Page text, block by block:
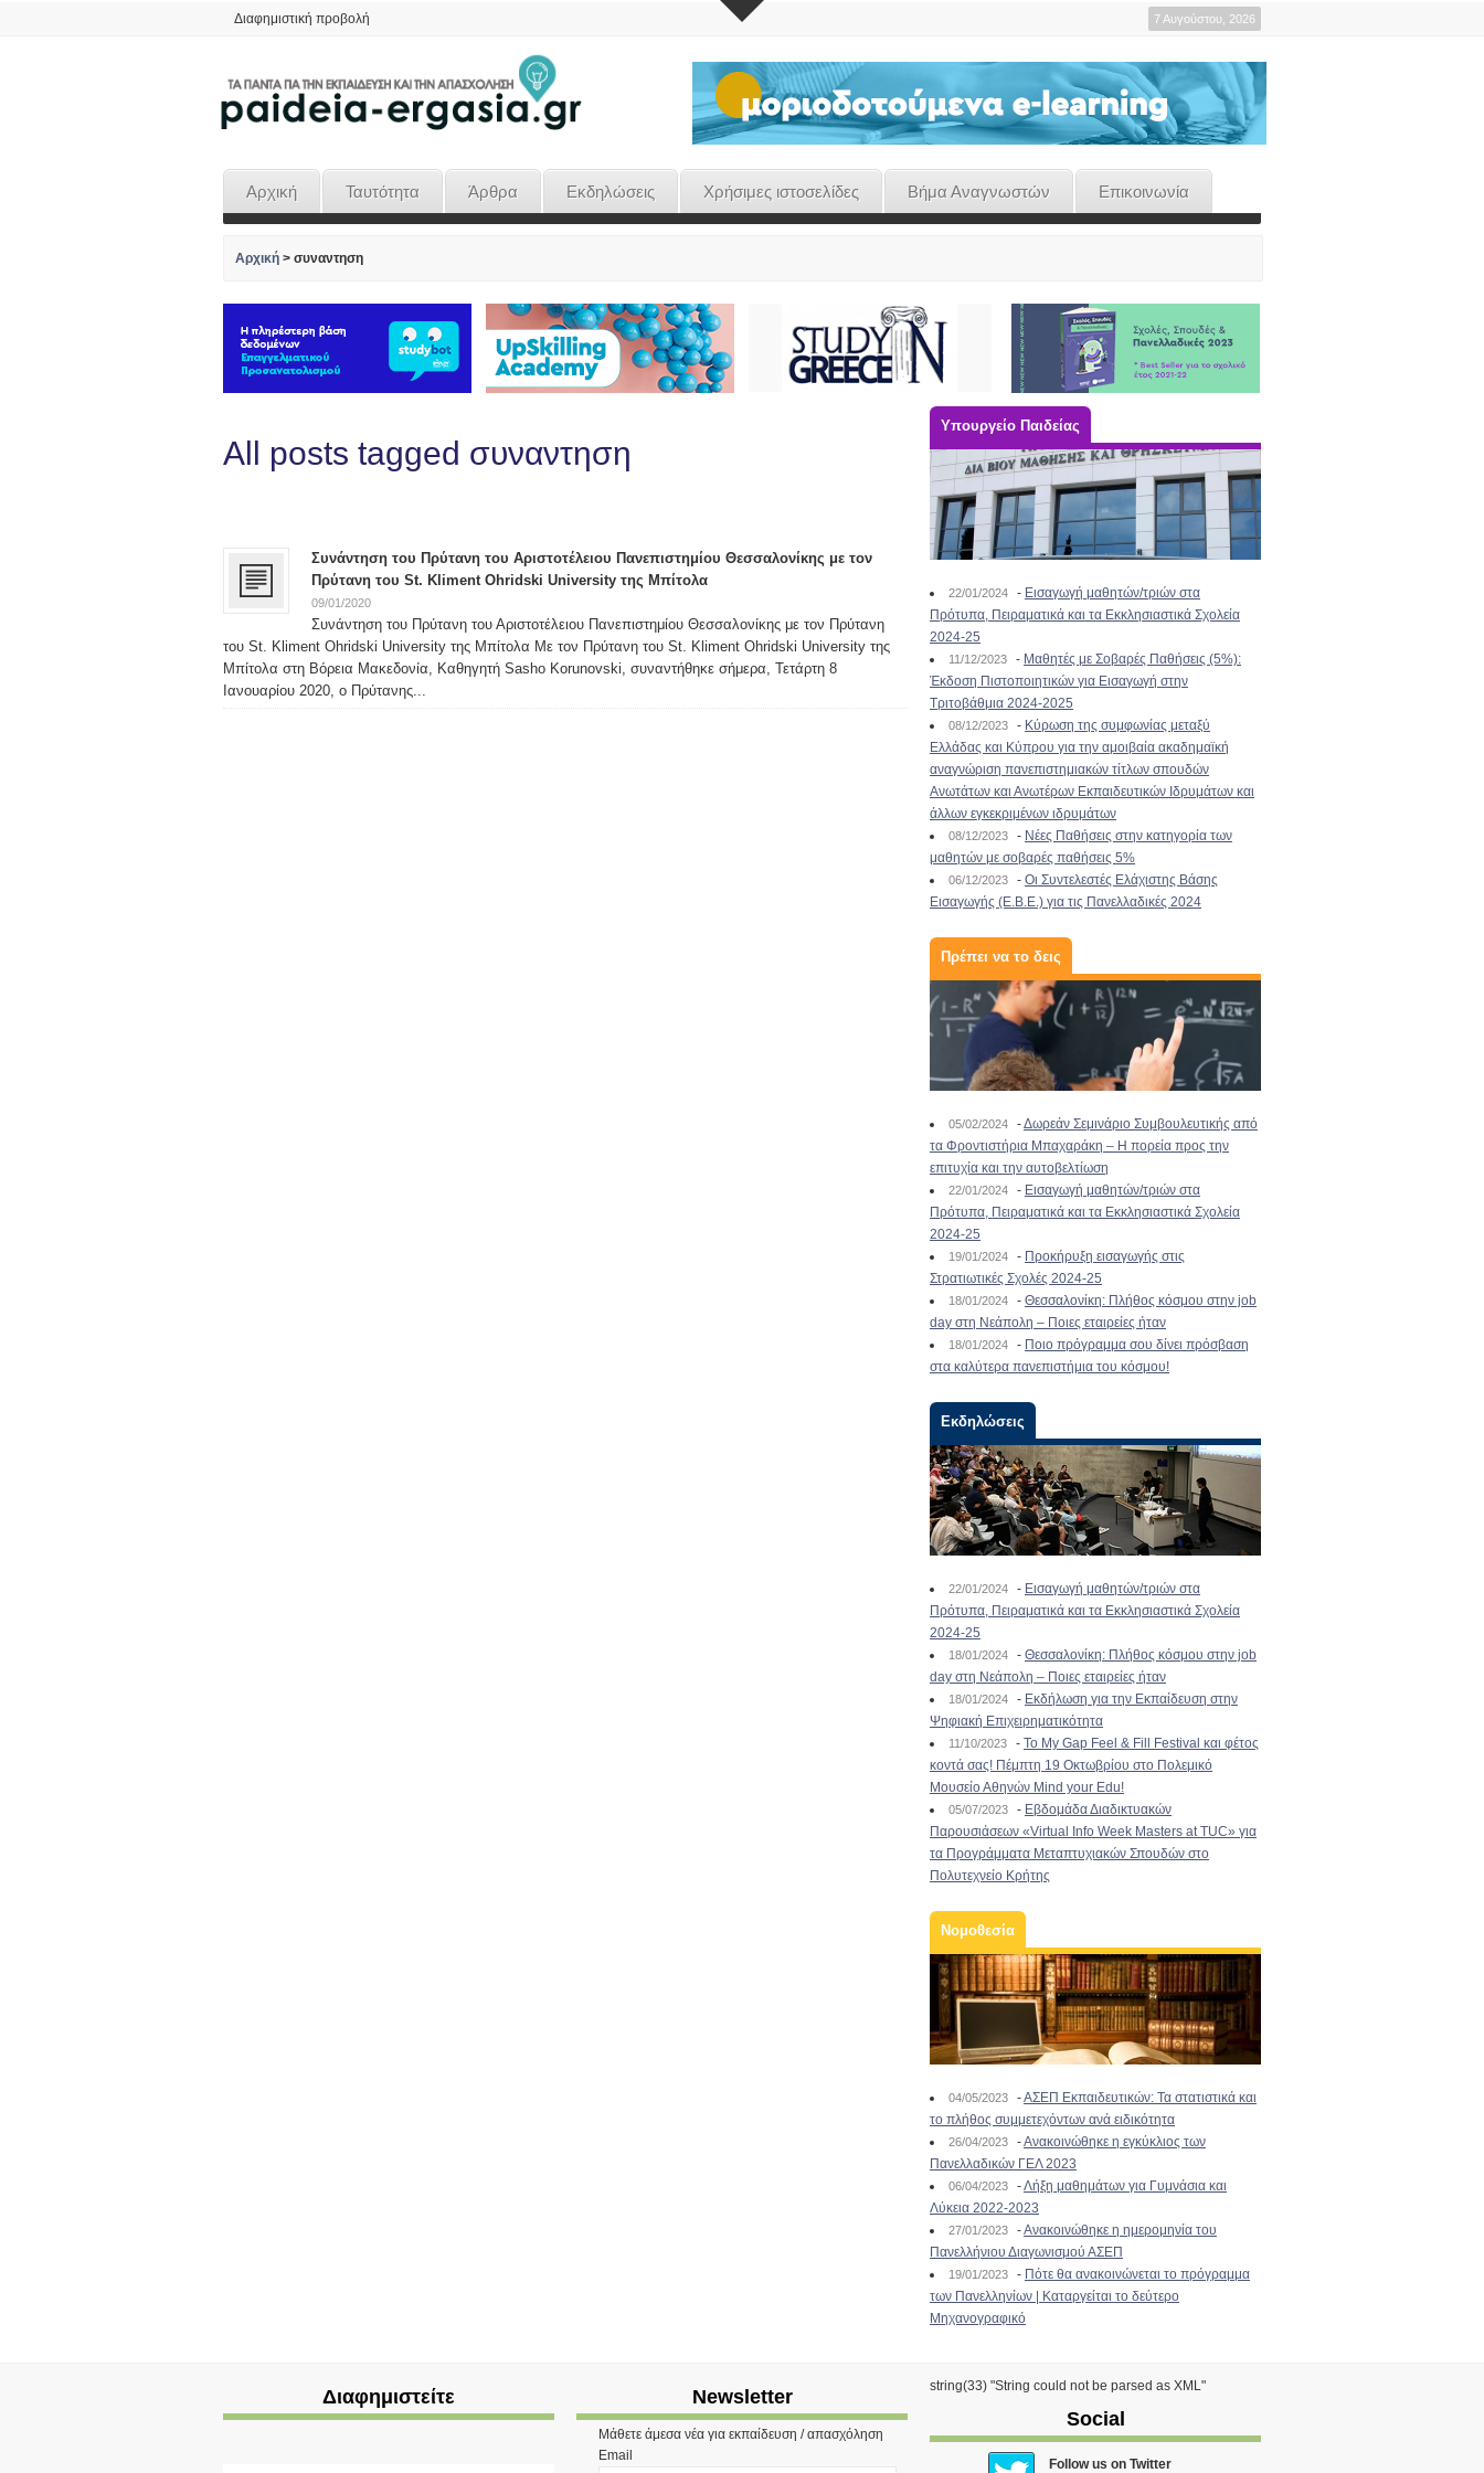
Διαφημιστική προβολή 7 Αυγούστου, 2026
Αρχική Ταυτότητα Άρθρα Εκδηλώσεις Χρήσιμες ιστοσελίδες Βήμα Αναγνωστών Επικοινωνία
Αρχική > συναντηση
All posts tagged συναντηση
για συνάντηση
22/10/2020
Ελληνική πρωτοβουλία για συνάντηση
Συνάντηση του Πρύτανη του Αριστοτέλειου Πανεπιστημίου Θεσσαλονίκης με τον
Πρύτανη του St. Kliment Ohridski University της Μπίτολα
09/01/2020
Συνάντηση του Πρύτανη του Αριστοτέλειου Πανεπιστημίου Θεσσαλονίκης με τον Πρύτανη
του St. Kliment Ohridski University της Μπίτολα Με τον Πρύτανη του St. Kliment Ohridski University της
Μπίτολα στη Βόρεια Μακεδονία, Καθηγητή Sasho Korunovski, συναντήθηκε σήμερα, Τετάρτη 8
Ιανουαρίου 2020, ο Πρύτανης...
Υπουργείο Παιδείας
22/01/2024 - Εισαγωγή μαθητών/τριών στα
Πρότυπα, Πειραματικά και τα Εκκλησιαστικά Σχολεία
2024-25
11/12/2023 - Μαθητές με Σοβαρές Παθήσεις (5%):
Έκδοση Πιστοποιητικών για Εισαγωγή στην
Τριτοβάθμια 2024-2025
08/12/2023 - Κύρωση της συμφωνίας μεταξύ
Ελλάδας και Κύπρου για την αμοιβαία ακαδημαϊκή
αναγνώριση πανεπιστημιακών τίτλων σπουδών
Ανωτάτων και Ανωτέρων Εκπαιδευτικών Ιδρυμάτων και
άλλων εγκεκριμένων ιδρυμάτων
08/12/2023 - Νέες Παθήσεις στην κατηγορία των
μαθητών με σοβαρές παθήσεις 5%
06/12/2023 - Οι Συντελεστές Ελάχιστης Βάσης
Εισαγωγής (Ε.Β.Ε.) για τις Πανελλαδικές 2024
Πρέπει να το δεις
05/02/2024 -Δωρεάν Σεμινάριο Συμβουλευτικής από
τα Φροντιστήρια Μπαχαράκη – Η πορεία προς την
επιτυχία και την αυτοβελτίωση
22/01/2024 - Εισαγωγή μαθητών/τριών στα
Πρότυπα, Πειραματικά και τα Εκκλησιαστικά Σχολεία
2024-25
19/01/2024 - Προκήρυξη εισαγωγής στις
Στρατιωτικές Σχολές 2024-25
18/01/2024 - Θεσσαλονίκη: Πλήθος κόσμου στην job
day στη Νεάπολη – Ποιες εταιρείες ήταν
18/01/2024 - Ποιο πρόγραμμα σου δίνει πρόσβαση
στα καλύτερα πανεπιστήμια του κόσμου!
Εκδηλώσεις
22/01/2024 - Εισαγωγή μαθητών/τριών στα
Πρότυπα, Πειραματικά και τα Εκκλησιαστικά Σχολεία
2024-25
18/01/2024 - Θεσσαλονίκη: Πλήθος κόσμου στην job
day στη Νεάπολη – Ποιες εταιρείες ήταν
18/01/2024 - Εκδήλωση για την Εκπαίδευση στην
Ψηφιακή Επιχειρηματικότητα
11/10/2023 - To My Gap Feel & Fill Festival και φέτος
κοντά σας! Πέμπτη 19 Οκτωβρίου στο Πολεμικό
Μουσείο Αθηνών Mind your Edu!
05/07/2023 - Εβδομάδα Διαδικτυακών
Παρουσιάσεων «Virtual Info Week Masters at TUC» για
τα Προγράμματα Μεταπτυχιακών Σπουδών στο
Πολυτεχνείο Κρήτης
Νομοθεσία
04/05/2023 -ΑΣΕΠ Εκπαιδευτικών: Τα στατιστικά και
το πλήθος συμμετεχόντων ανά ειδικότητα
26/04/2023 -Ανακοινώθηκε η εγκύκλιος των
Πανελλαδικών ΓΕΛ 2023
06/04/2023 -Λήξη μαθημάτων για Γυμνάσια και
Λύκεια 2022-2023
27/01/2023 -Ανακοινώθηκε η ημερομηνία του
Πανελλήνιου Διαγωνισμού ΑΣΕΠ
19/01/2023 - Πότε θα ανακοινώνεται το πρόγραμμα
των Πανελληνίων | Καταργείται το δεύτερο
Μηχανογραφικό
Διαφημιστείτε Newsletter
Μάθετε άμεσα νέα για εκπαίδευση / απασχόληση
Email
string(33) "String could not be parsed as XML"
Social
Follow us on Twitter